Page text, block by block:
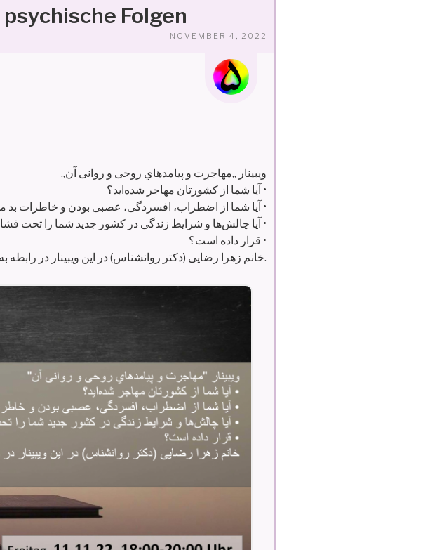
Folgen
NOVEMBER 4, 2022
„ویبینار „مهاجرت و پيامدهاي روحی و روانی آن
آیا شما از کشورتان مهاجر شده‌اید؟ •
آیا شما از اضطراب، افسردگی، عصبی بودن و خاطرات بد مهاجرت رنج میبرید؟ •
آیا چالش‌ها و شرایط زندگی در کشور جدید شما را تحت فشار روحی و روانی •
قرار داده است؟ •
خانم زهرا رضایی (دکتر روانشناس) در این ویبینار در رابطه به این موضوعات صحبت میکند.